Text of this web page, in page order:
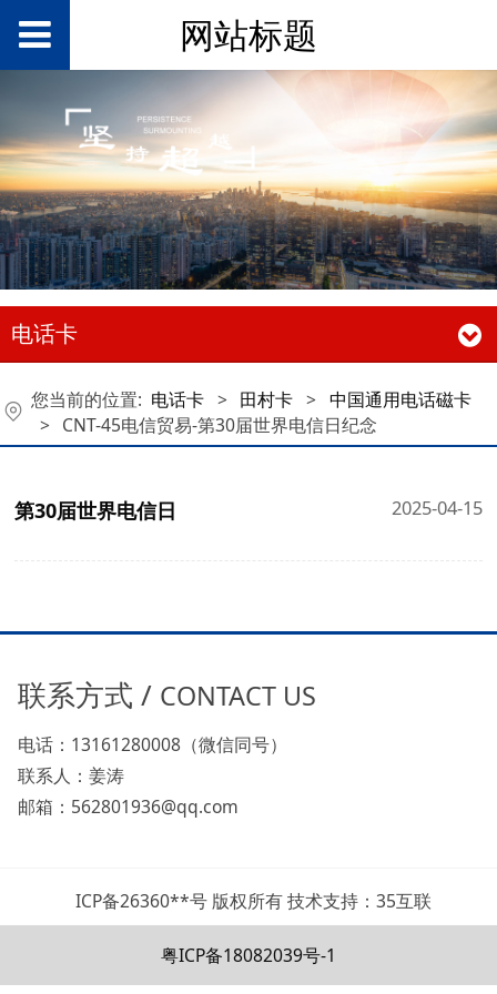
网站标题
电话卡
您当前的位置: 电话卡 > 田村卡 > 中国通用电话磁卡
> CNT-45电信贸易-第30届世界电信日纪念
第30届世界电信日 2025-04-15
联系方式 / CONTACT US
电话：13161280008（微信同号）
联系人：姜涛
邮箱：562801936@qq.com
ICP备26360**号 版权所有 技术支持：35互联
粤ICP备18082039号-1